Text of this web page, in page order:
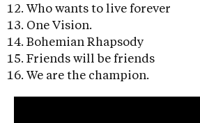
Who wants to live forever
One Vision.
Bohemian Rhapsody
Friends will be friends
We are the champion.